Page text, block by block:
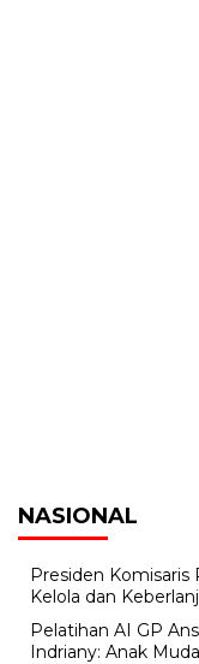
NASIONAL
Presiden Komisaris
Kelola dan
Pelatihan AI GP
Indriany: Anak